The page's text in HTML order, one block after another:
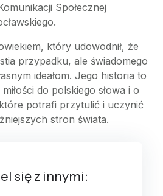
Społecznej
który udowodnił, że
przypadku, ale świadomego
ideałom. Jego historia to
do polskiego słowa i o
potrafi przytulić i uczynić
stron świata.
się z innymi: